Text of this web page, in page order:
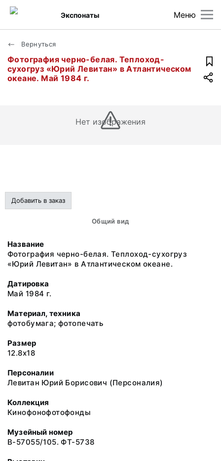
Меню
Экспонаты
Вернуться
Фотография черно-белая. Теплоход-
сухогруз «Юрий Левитан» в Атлантическом
океане. Май 1984 г.
Нет изображения
Добавить в заказ
Общий вид
Название
Фотография черно-белая. Теплоход-сухогруз
«Юрий Левитан» в Атлантическом океане.
Датировка
Май 1984 г.
Материал, техника
фотобумага; фотопечать
Размер
12.8x18
Персоналии
Левитан Юрий Борисович (Персоналия)
Коллекция
Кинофонофотофонды
Музейный номер
В-57055/105. ФТ-5738